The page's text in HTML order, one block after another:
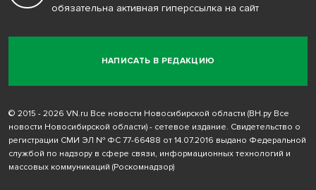
НАПИСАТЬ В РЕДАКЦИЮ
обязательна активная гиперссылка на сайт
© 2015 - 2026 VN.ru Все новости Новосибирской области (ВН.ру Все
новости Новосибирской области) - сетевое издание. Свидетельство о
регистрации СМИ ЭЛ № ФС 77-66488 от 14.07.2016 выдано Федеральной
службой по надзору в сфере связи, информационных технологий и
массовых коммуникаций (Роскомнадзор)